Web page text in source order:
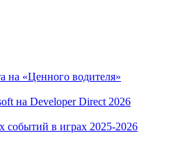
на «Ценного водителя»
на Developer Direct 2026
событий в играх 2025-2026